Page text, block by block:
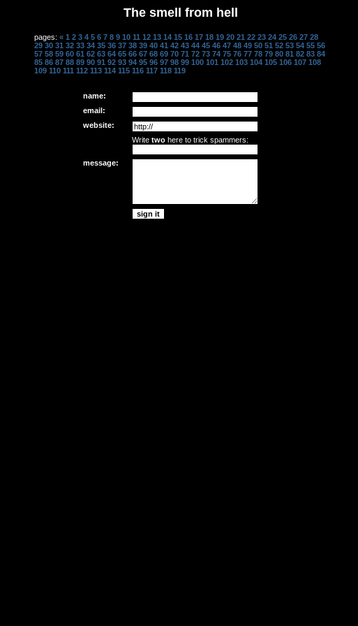
The smell from hell
pages: « 1 2 3 4 5 6 7 8 9 10 11 12 13 14 15 16 17 18 19 20 21 22 23 24 25 26 27 28
29 30 31 32 33 34 35 36 37 38 39 40 41 42 43 44 45 46 47 48 49 50 51 52 53 54 55 56
57 58 59 60 61 62 63 64 65 66 67 68 69 70 71 72 73 74 75 76 77 78 79 80 81 82 83 84
85 86 87 88 89 90 91 92 93 94 95 96 97 98 99 100 101 102 103 104 105 106 107 108
109 110 111 112 113 114 115 116 117 118 119
name:
email:
website:
Write two here to trick spammers:
message: